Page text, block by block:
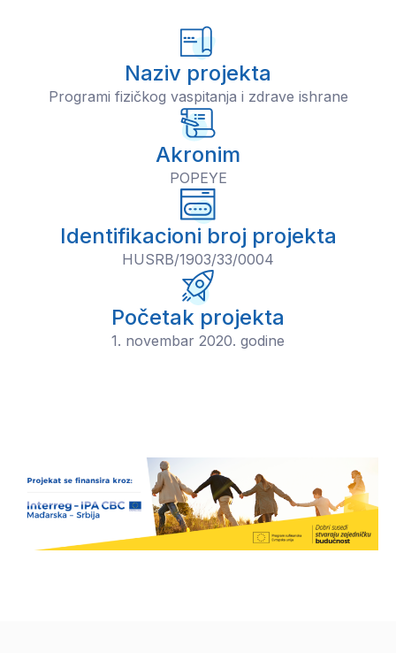
Naziv projekta
Programi fizičkog vaspitanja i zdrave ishrane
Akronim
POPEYE
Identifikacioni broj projekta
HUSRB/1903/33/0004
Početak projekta
1. novembar 2020. godine